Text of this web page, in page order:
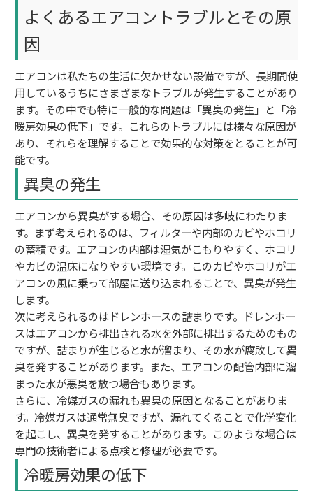
よくあるエアコントラブルとその原
因
エアコンは私たちの生活に欠かせない設備ですが、長期間使
用しているうちにさまざまなトラブルが発生することがあり
ます。その中でも特に一般的な問題は「異臭の発生」と「冷
暖房効果の低下」です。これらのトラブルには様々な原因が
あり、それらを理解することで効果的な対策をとることが可
能です。
異臭の発生
エアコンから異臭がする場合、その原因は多岐にわたりま
す。まず考えられるのは、フィルターや内部のカビやホコリ
の蓄積です。エアコンの内部は湿気がこもりやすく、ホコリ
やカビの温床になりやすい環境です。このカビやホコリがエ
アコンの風に乗って部屋に送り込まれることで、異臭が発生
します。
次に考えられるのはドレンホースの詰まりです。ドレンホー
スはエアコンから排出される水を外部に排出するためのもの
ですが、詰まりが生じると水が溜まり、その水が腐敗して異
臭を発することがあります。また、エアコンの配管内部に溜
まった水が悪臭を放つ場合もあります。
さらに、冷媒ガスの漏れも異臭の原因となることがありま
す。冷媒ガスは通常無臭ですが、漏れてくることで化学変化
を起こし、異臭を発することがあります。このような場合は
専門の技術者による点検と修理が必要です。
冷暖房効果の低下